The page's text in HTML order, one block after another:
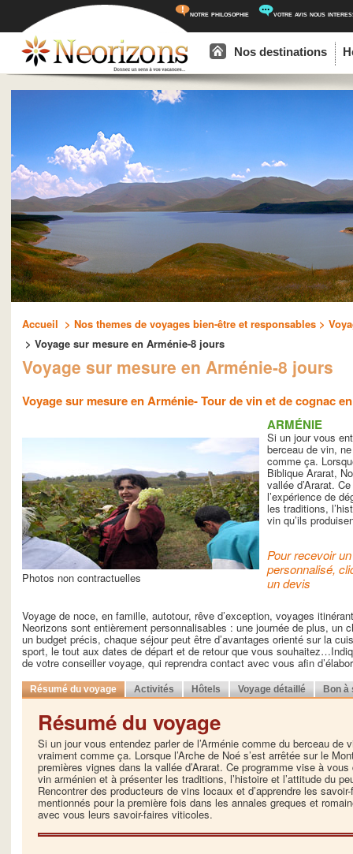
notre philosophie votre avis nous
Aller au contenu principal
Aller au contenu secondaire
Nos destinations
Accueil > Nos themes de voyages bien-être et responsables >
> Voyage sur mesure en Arménie-8 jours
Voyage sur mesure en Arménie-8 jours
Voyage sur mesure en Arménie- Tour de vin et de cognac
Photos non contractuelles
ARMÉNIE
Si un jour vous
berceau de vin,
comme ça.
Biblique Ararat,
vallée d’Ararat.
l’expérience de
les traditions,
vin qu’ils
Pour recevoir
personnalisé,
un devis
Voyage de noce, en famille, autotour, rêve d’exception, voyages
Neorizons sont entièrement personnalisables : une journée de plus, un
un budget précis, chaque séjour peut être d’avantages orienté sur la
sport, le tout aux dates de départ et de retour que vous
de votre conseiller voyage, qui reprendra contact avec vous afin
Résumé du voyage Activités Hôtels Voyage détaillé Bon à
Résumé du voyage
Si un jour vous entendez parler de l’Arménie comme du berceau de
vraiment comme ça. Lorsque l’Arche de Noé s’est arrêtée sur le
premières vignes dans la vallée d’Ararat. Ce programme vise à
vin arménien et à présenter les traditions, l’histoire et l’attitude du
Rencontrer des producteurs de vins locaux et d’apprendre les
mentionnés pour la première fois dans les annales greques et
avec vous leurs savoir-faires viticoles.